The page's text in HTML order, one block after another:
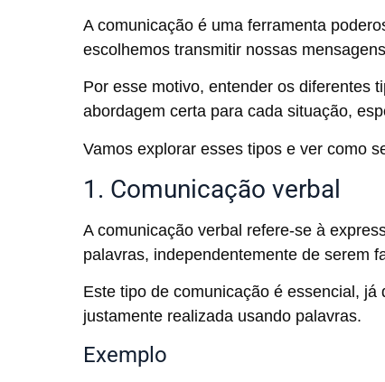
A comunicação é uma ferramenta
escolhemos transmitir nossas
Por esse motivo, entender os diferentes
abordagem certa para cada situação,
Vamos explorar esses tipos e ver como
1. Comunicação verbal
A comunicação verbal refere-se à
palavras, independentemente de serem
Este tipo de comunicação é essencial,
justamente realizada usando palavras.
Exemplo